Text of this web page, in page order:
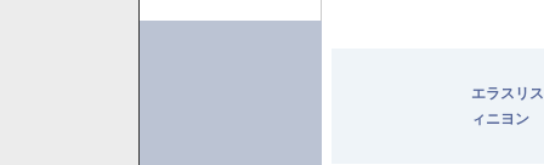
エラスリ
ィニヨン